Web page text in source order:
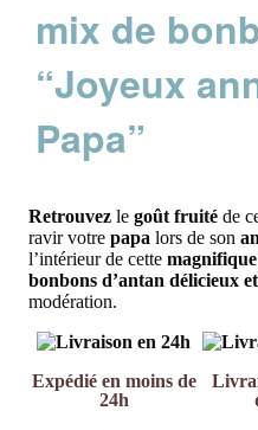
mix de
“Joyeux
Papa”
Retrouvez le goût fruité de
ravir votre papa lors de son
l’intérieur de cette
bonbons d’antan délicieux
modération.
Expédié en moins de
24h